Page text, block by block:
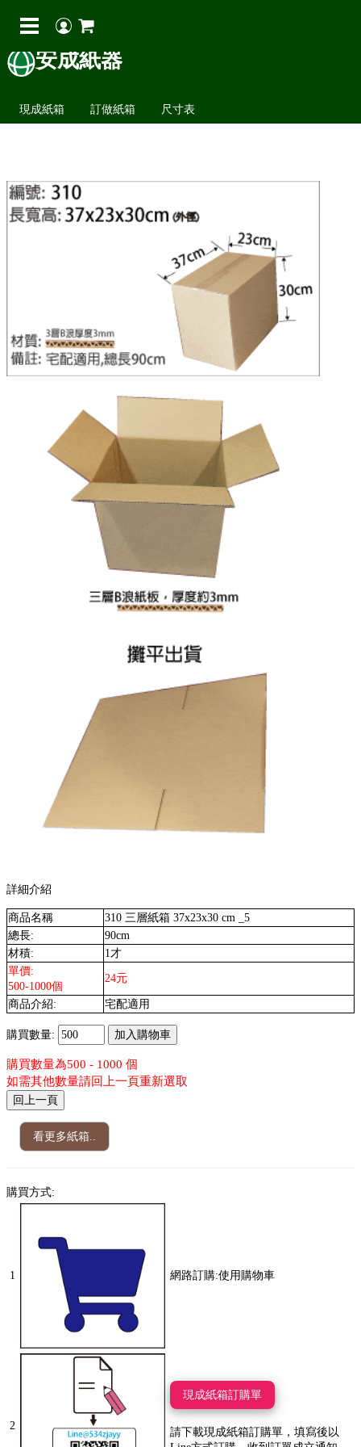
安成紙器
現成紙箱 訂做紙箱 尺寸表
詳細介紹
商品名稱
310 三層紙箱 37x23x30 cm _5
總長:
90cm
材積:
1才
單價:
500-1000個
24元
商品介紹: 宅配適用
購買數量:
購買數量為500 - 1000 個
如需其他數量請回上一頁重新選取
看更多紙箱..
購買方式:
1 網路訂購:使用購物車
2
現成紙箱訂購單
請下載現成紙箱訂購單，填寫後以